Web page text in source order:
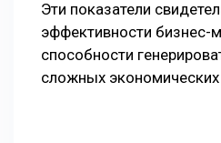
Эти показатели
эффективности бизнес-
способности
сложных экономических